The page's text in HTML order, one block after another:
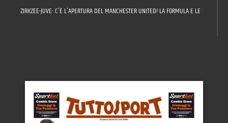
ZIRKZEE-JUVE: C'È L'APERTURA DEL MANCHESTER UNITED! LA FORMULA E LE ULTIME